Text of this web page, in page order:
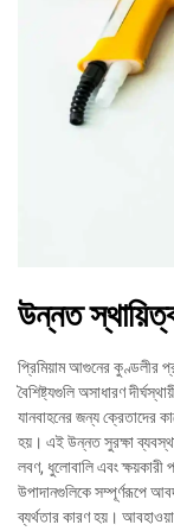
উন্নত
প্রিমিয়াম আগুনের কুণ্ডলীর
বৈশিষ্ট্যগুলি অসাধারণ
যানবাহনের জন্য ক্রেতাদের
হয়। এই উন্নত সুরক্ষা
লবণ, ধুলোবালি এবং ক্ষয়কারী
উপাদানগুলিকে সম্পূর্ণরূপে
ব্যর্থতার কারণ হয়।